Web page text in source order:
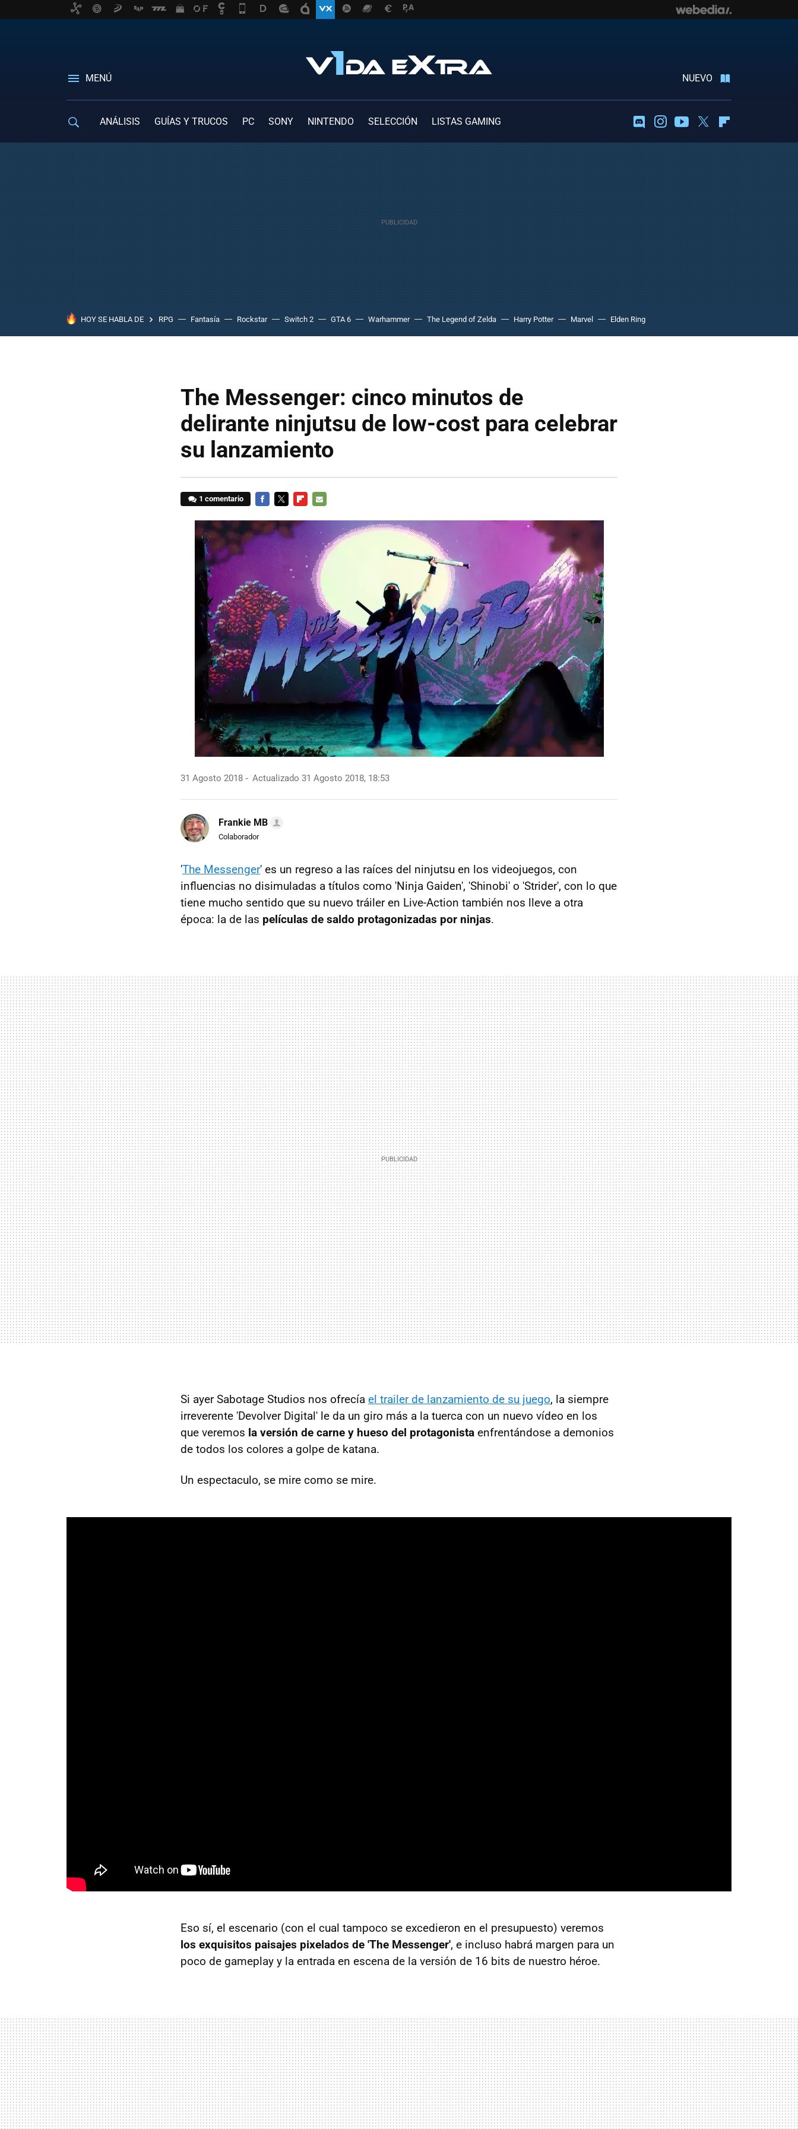
MENÚ NUEVO
ANÁLISIS GUÍAS Y TRUCOS PC SONY NINTENDO SELECCIÓN LISTAS GAMING DiscordInstagramYoutubeTwitter
HOY SE HABLA DE RPG Fantasía Rockstar Switch 2 GTA 6 Warhammer The Legend of Zelda Harry Potter Marvel Elden Ring
The Messenger: cinco minutos de
delirante ninjutsu de low-cost para celebrar
su lanzamiento
1 comentario
31 Agosto 2018 Actualizado 31 Agosto 2018, 18:53
Frankie MB
Colaborador
'The Messenger' es un regreso a las raíces del ninjutsu en los videojuegos, con
influencias no disimuladas a títulos como 'Ninja Gaiden', 'Shinobi' o 'Strider', con lo que
tiene mucho sentido que su nuevo tráiler en Live-Action también nos lleve a otra
época: la de las películas de saldo protagonizadas por ninjas.
Si ayer Sabotage Studios nos ofrecía el trailer de lanzamiento de su juego, la siempre
irreverente 'Devolver Digital' le da un giro más a la tuerca con un nuevo vídeo en los
que veremos la versión de carne y hueso del protagonista enfrentándose a demonios
de todos los colores a golpe de katana.
Un espectaculo, se mire como se mire.
Eso sí, el escenario (con el cual tampoco se excedieron en el presupuesto) veremos
los exquisitos paisajes pixelados de 'The Messenger', e incluso habrá margen para un
poco de gameplay y la entrada en escena de la versión de 16 bits de nuestro héroe.